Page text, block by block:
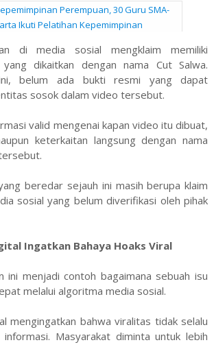
Perempuan, 30 Guru SMA-
Ikuti Pelatihan Kepemimpinan
di media sosial mengklaim memiliki
dikaitkan dengan nama Cut Salwa.
belum ada bukti resmi yang dapat
sosok dalam video tersebut.
valid mengenai kapan video itu dibuat,
keterkaitan langsung dengan nama
beredar sejauh ini masih berupa klaim
sosial yang belum diverifikasi oleh pihak
Ingatkan Bahaya Hoaks Viral
ini menjadi contoh bagaimana sebuah isu
melalui algoritma media sosial.
mengingatkan bahwa viralitas tidak selalu
Masyarakat diminta untuk lebih